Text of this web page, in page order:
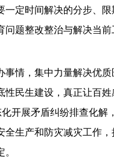
定时间解决的分步、
题整改整治与解决当
集中力量解决优质医
民生建设，真正让百
开展矛盾纠纷排查化
生产和防灾减灾工作